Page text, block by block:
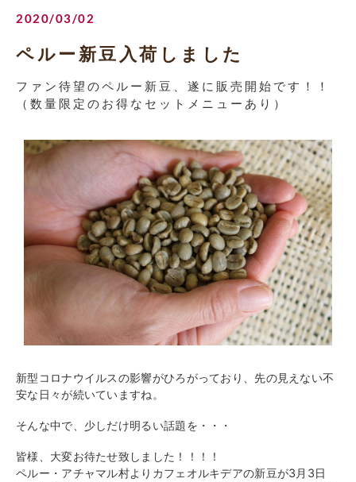
2020/03/02
ペルー新豆入荷しました
ファン待望のペルー新豆、遂に販売開始です！！
（数量限定のお得なセットメニューあり）
新型コロナウイルスの影響がひろがっており、先の見えない不
安な日々が続いていますね。
そんな中で、少しだけ明るい話題を・・・
皆様、大変お待たせ致しました！！！！
ペルー・アチャマル村よりカフェオルキデアの新豆が3月3日